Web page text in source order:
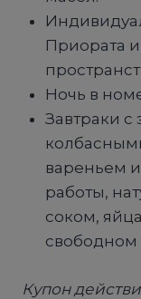
Приората
Ночь в
Завтраки с
вареньем
работы,
соком,
свободном
Купон